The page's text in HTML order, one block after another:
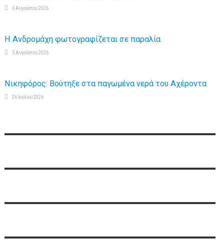
6 Αυγούστου 2026
Η Ανδρομάχη φωτογραφίζεται σε παραλία
5 Αυγούστου 2026
Νικηφόρος: Βούτηξε στα παγωμένα νερά του Αχέροντα
26 Ιουλίου 2026